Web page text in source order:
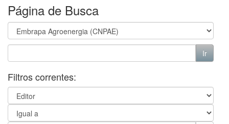
Página de Busca
Filtros correntes: